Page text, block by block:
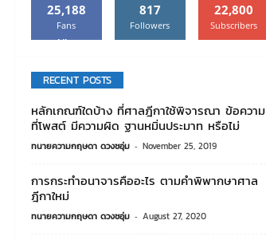
25,188
Fans
Like
817
Followers
22,800
Subscribers
RECENT POSTS
หลักเกณฑ์ใดบ้าง ที่ศาลฎีกาใช้พิจารณา ข้อความ
ที่โพสต์ มีความผิด ฐานหมิ่นประมาท หรือไม่
ทนายความกฤษดา ดวงชอุ่ม - November 25, 2019
การกระทำอนาจารคืออะไร ตามคำพิพากษาศาล
ฎีกาใหม่
ทนายความกฤษดา ดวงชอุ่ม - August 27, 2020